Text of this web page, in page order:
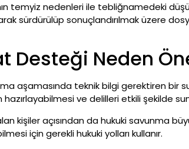
temyiz nedenleri ile tebliğnamedeki
sürdürülüp sonuçlandırılmak üzere
Desteği Neden
aşamasında teknik bilgi gerektiren bir
ve delilleri etkili şekilde
kişiler açısından da hukuki savunma
için gerekli hukuki yolları kullanır.